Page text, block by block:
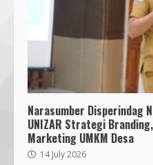
Narasumber Disperindag
UNIZAR Strategi
Marketing UMKM Desa
14 July 2026